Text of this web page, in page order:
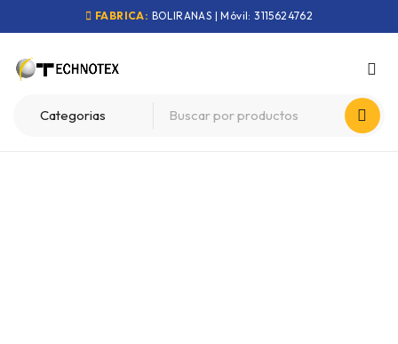
FABRICA: BOLIRANAS | Móvil: 3115624762